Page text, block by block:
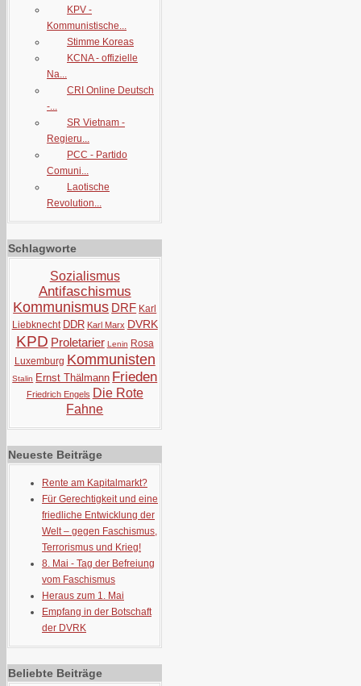
KPV -
Kommunistische...
Stimme Koreas
KCNA - offizielle
Na...
CRI Online Deutsch
-...
SR Vietnam -
Regieru...
PCC - Partido
Comuni...
Laotische
Revolution...
Schlagworte
Sozialismus
Antifaschismus
Kommunismus DRF Karl
Liebknecht DDR Karl Marx DVRK
KPD Proletarier Lenin Rosa
Luxemburg Kommunisten
Stalin Ernst Thälmann Frieden
Friedrich Engels Die Rote
Fahne
Neueste Beiträge
Rente am Kapitalmarkt?
Für Gerechtigkeit und eine
friedliche Entwicklung der
Welt – gegen Faschismus,
Terrorismus und Krieg!
8. Mai - Tag der Befreiung
vom Faschismus
Heraus zum 1. Mai
Empfang in der Botschaft
der DVRK
Beliebte Beiträge